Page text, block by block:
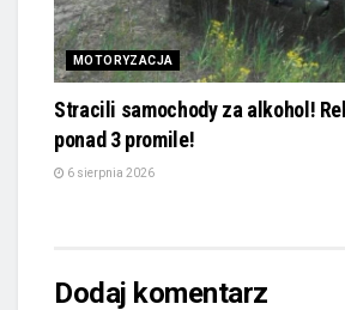
MOTORYZACJA
Stracili samochody za alkohol!
ponad 3 promile!
6 sierpnia 2026
Dodaj komentarz